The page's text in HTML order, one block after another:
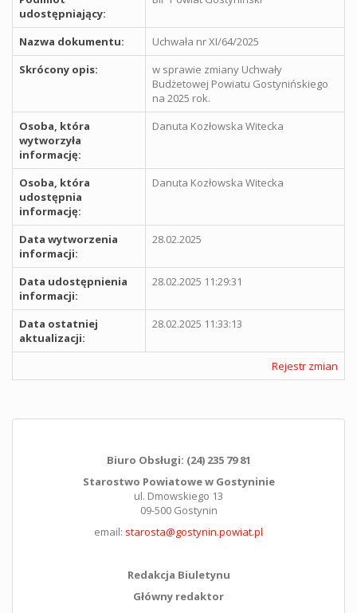
udostępniający:
Nazwa dokumentu:
Uchwała nr XI/64/2025
Skrócony opis:
w sprawie zmiany Uchwały
Budżetowej Powiatu Gostynińskiego
na 2025 rok.
Osoba, która
wytworzyła
informację:
Danuta Kozłowska Witecka
Osoba, która
udostępnia
informację:
Danuta Kozłowska Witecka
Data wytworzenia
informacji:
28.02.2025
Data udostępnienia
informacji:
28.02.2025 11:29:31
Data ostatniej
aktualizacji:
28.02.2025 11:33:13
Rejestr zmian
Biuro Obsługi: (24) 235 79 81
Starostwo Powiatowe w Gostyninie
ul. Dmowskiego 13
09-500 Gostynin
email: starosta@gostynin.powiat.pl
Redakcja Biuletynu
Główny redaktor